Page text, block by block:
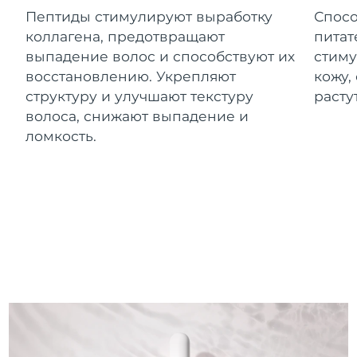
Пептиды стимулируют выработку
коллагена, предотвращают
выпадение волос и способствуют их
восстановлению. Укрепляют
структуру и улучшают текстуру
волоса, снижают выпадение и
ломкость.
Израиль
Ожидаемая дата доставки
Италия
Ожидаемая дата доставки
08/08/2026
Япония
Ожидаемая дата доставки